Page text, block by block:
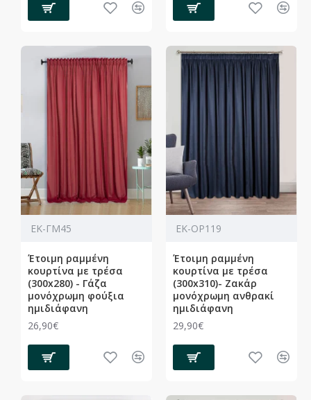
ΕΚ-ΓΜ45
Έτοιμη ραμμένη
κουρτίνα με τρέσα
(300x280) - Γάζα
μονόχρωμη φούξια
ημιδιάφανη
26,90€
ΕΚ-ΟΡ119
Έτοιμη ραμμένη
κουρτίνα με τρέσα
(300x310)- Ζακάρ
μονόχρωμη ανθρακί
ημιδιάφανη
29,90€